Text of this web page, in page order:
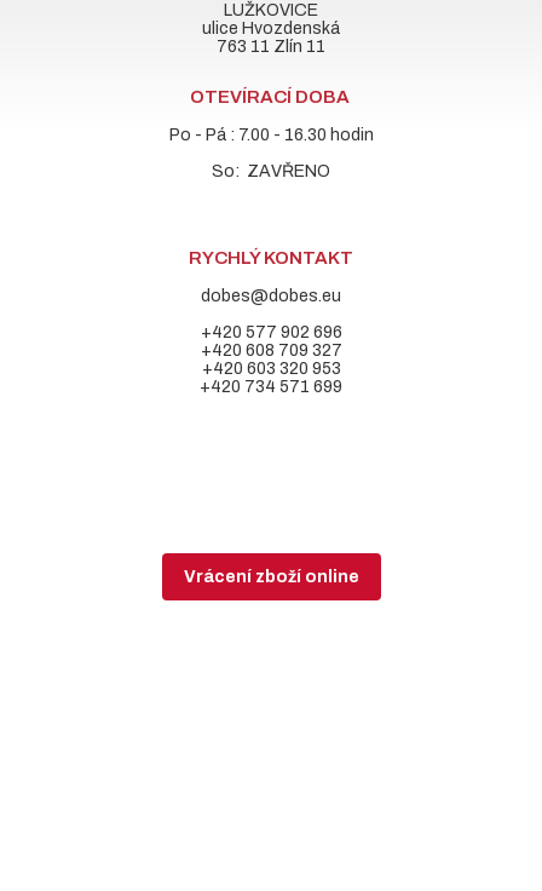
LUŽKOVICE
ulice Hvozdenská
763 11 Zlín 11
OTEVÍRACÍ DOBA
Po - Pá : 7.00 - 16.30 hodin
So: ZAVŘENO
RYCHLÝ KONTAKT
dobes@dobes.eu
+420 577 902 696
+420 608 709 327
+420 603 320 953
+420 734 571 699
Vrácení zboží online